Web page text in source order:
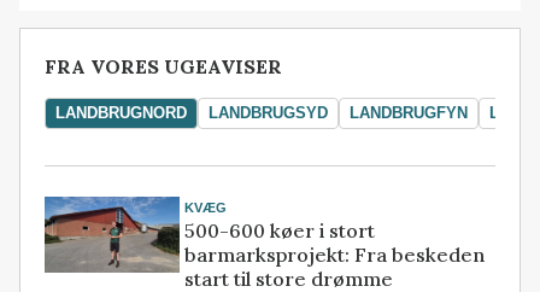
FRA VORES UGEAVISER
LANDBRUGNORD LANDBRUGSYD LANDBRUGFYN
KVÆG
500-600 køer i stort
barmarksprojekt: Fra beskeden
start til store drømme